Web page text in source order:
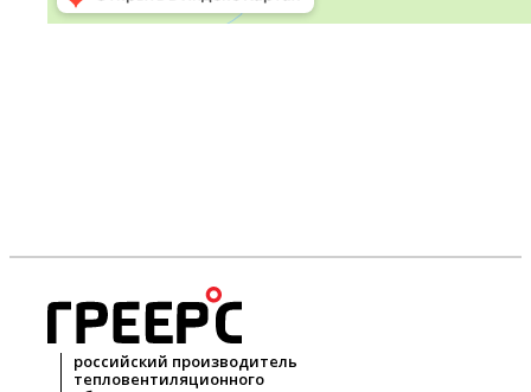
российский производитель
тепловентиляционного